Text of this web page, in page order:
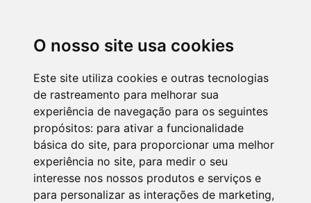
O nosso site usa cookies
Este site utiliza cookies e outras tecnologias
de rastreamento para melhorar sua
experiência de navegação para os seguintes
propósitos: para ativar a funcionalidade
básica do site, para proporcionar uma melhor
experiência no site, para medir o seu
interesse nos nossos produtos e serviços e
para personalizar as interações de marketing,